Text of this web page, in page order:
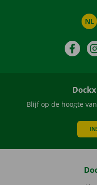
NL
Blijf op de hoogte